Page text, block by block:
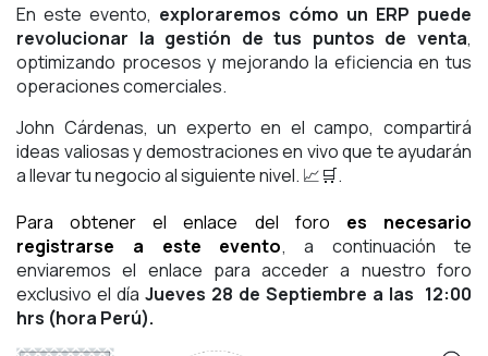
En este evento, exploraremos cómo un ERP puede
revolucionar la gestión de tus puntos de venta,
optimizando procesos y mejorando la eficiencia en tus
operaciones comerciales.
John Cárdenas, un experto en el campo, compartirá
ideas valiosas y demostraciones en vivo que te ayudarán
a llevar tu negocio al siguiente nivel. 📈🛒.
Para obtener el enlace del foro es necesario
registrarse a este evento, a continuación te
enviaremos el enlace para acceder a nuestro foro
exclusivo el día Jueves 28 de Septiembre a las 12:00
hrs (hora Perú).